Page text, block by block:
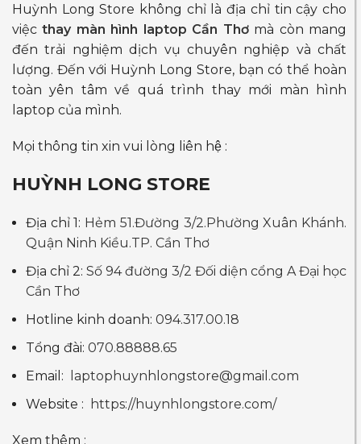
Huỳnh Long Store không chỉ là địa chỉ tin cậy cho
việcthay màn hình laptop Cần Thơmà còn mang
đến trải nghiệm dịch vụ chuyên nghiệp và chất
lượng. Đến với Huỳnh Long Store, bạn có thể hoàn
toàn yên tâm về quá trình thay mới màn hình
laptop của mình.
Mọi thông tin xin vui lòng liên hệ :
HUỲNH LONG STORE
Địa chỉ 1: Hẻm 51.Đường 3/2.Phường Xuân Khánh.
Quận Ninh Kiều.TP. Cần Thơ
Địa chỉ 2: Số 94 đường 3/2 Đối diện cổng A Đại học
Cần Thơ
Hotline kinh doanh: 094.317.00.18
Tổng đài: 070.88888.65
Email:
laptophuynhlongstore@gmail.com
Website :
https://huynhlongstore.com/
Xem thêm :